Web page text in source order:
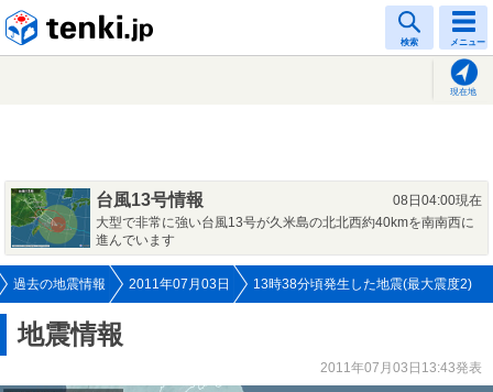
検索 メニュー
現在地
台風13号情報
08日04:00現在
大型で非常に強い台風13号が久米島の北北西約40kmを南南西に
進んでいます
過去の地震情報 2011年07月03日 13時38分頃発生した地震(最大震度2)
地震情報
2011年07月03日13:43発表